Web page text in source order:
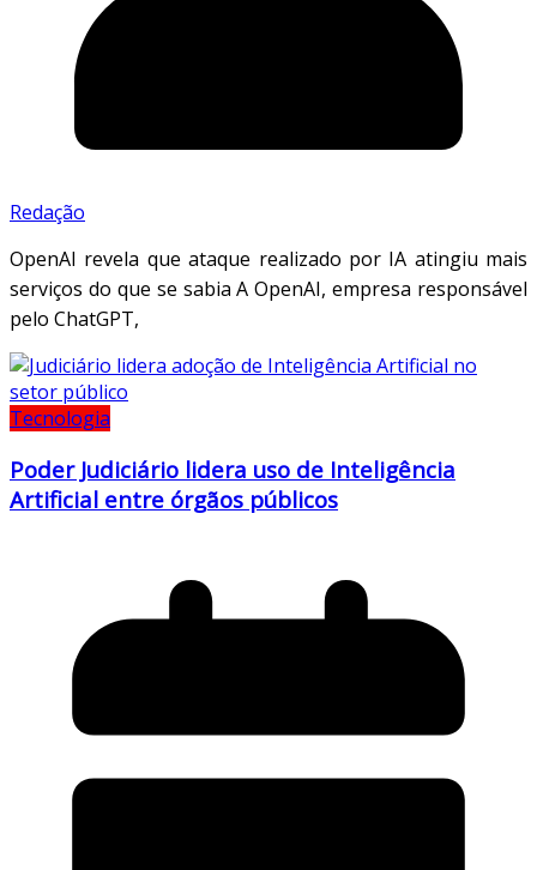
Redação
OpenAI revela que ataque realizado por IA atingiu mais
serviços do que se sabia A OpenAI, empresa responsável
pelo ChatGPT,
Tecnologia
Poder Judiciário lidera uso de Inteligência
Artificial entre órgãos públicos